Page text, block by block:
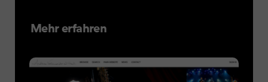
Mehr erfahren